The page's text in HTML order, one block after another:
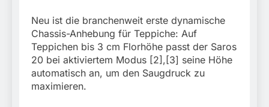
Neu ist die branchenweit erste dynamische
Chassis-Anhebung für Teppiche: Auf
Teppichen bis 3 cm Florhöhe passt der Saros
20 bei aktiviertem Modus [2],[3] seine Höhe
automatisch an, um den Saugdruck zu
maximieren.